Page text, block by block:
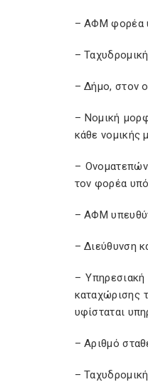
– ΑΦΜ φορέα
–
– Δήμο, στον
– Νομική
κάθε νομικής
–
τον φορέα
– ΑΦΜ
– Διεύθυνση
– Υπηρεσιακή
καταχώρισης
υφίσταται
– Αριθμό
–